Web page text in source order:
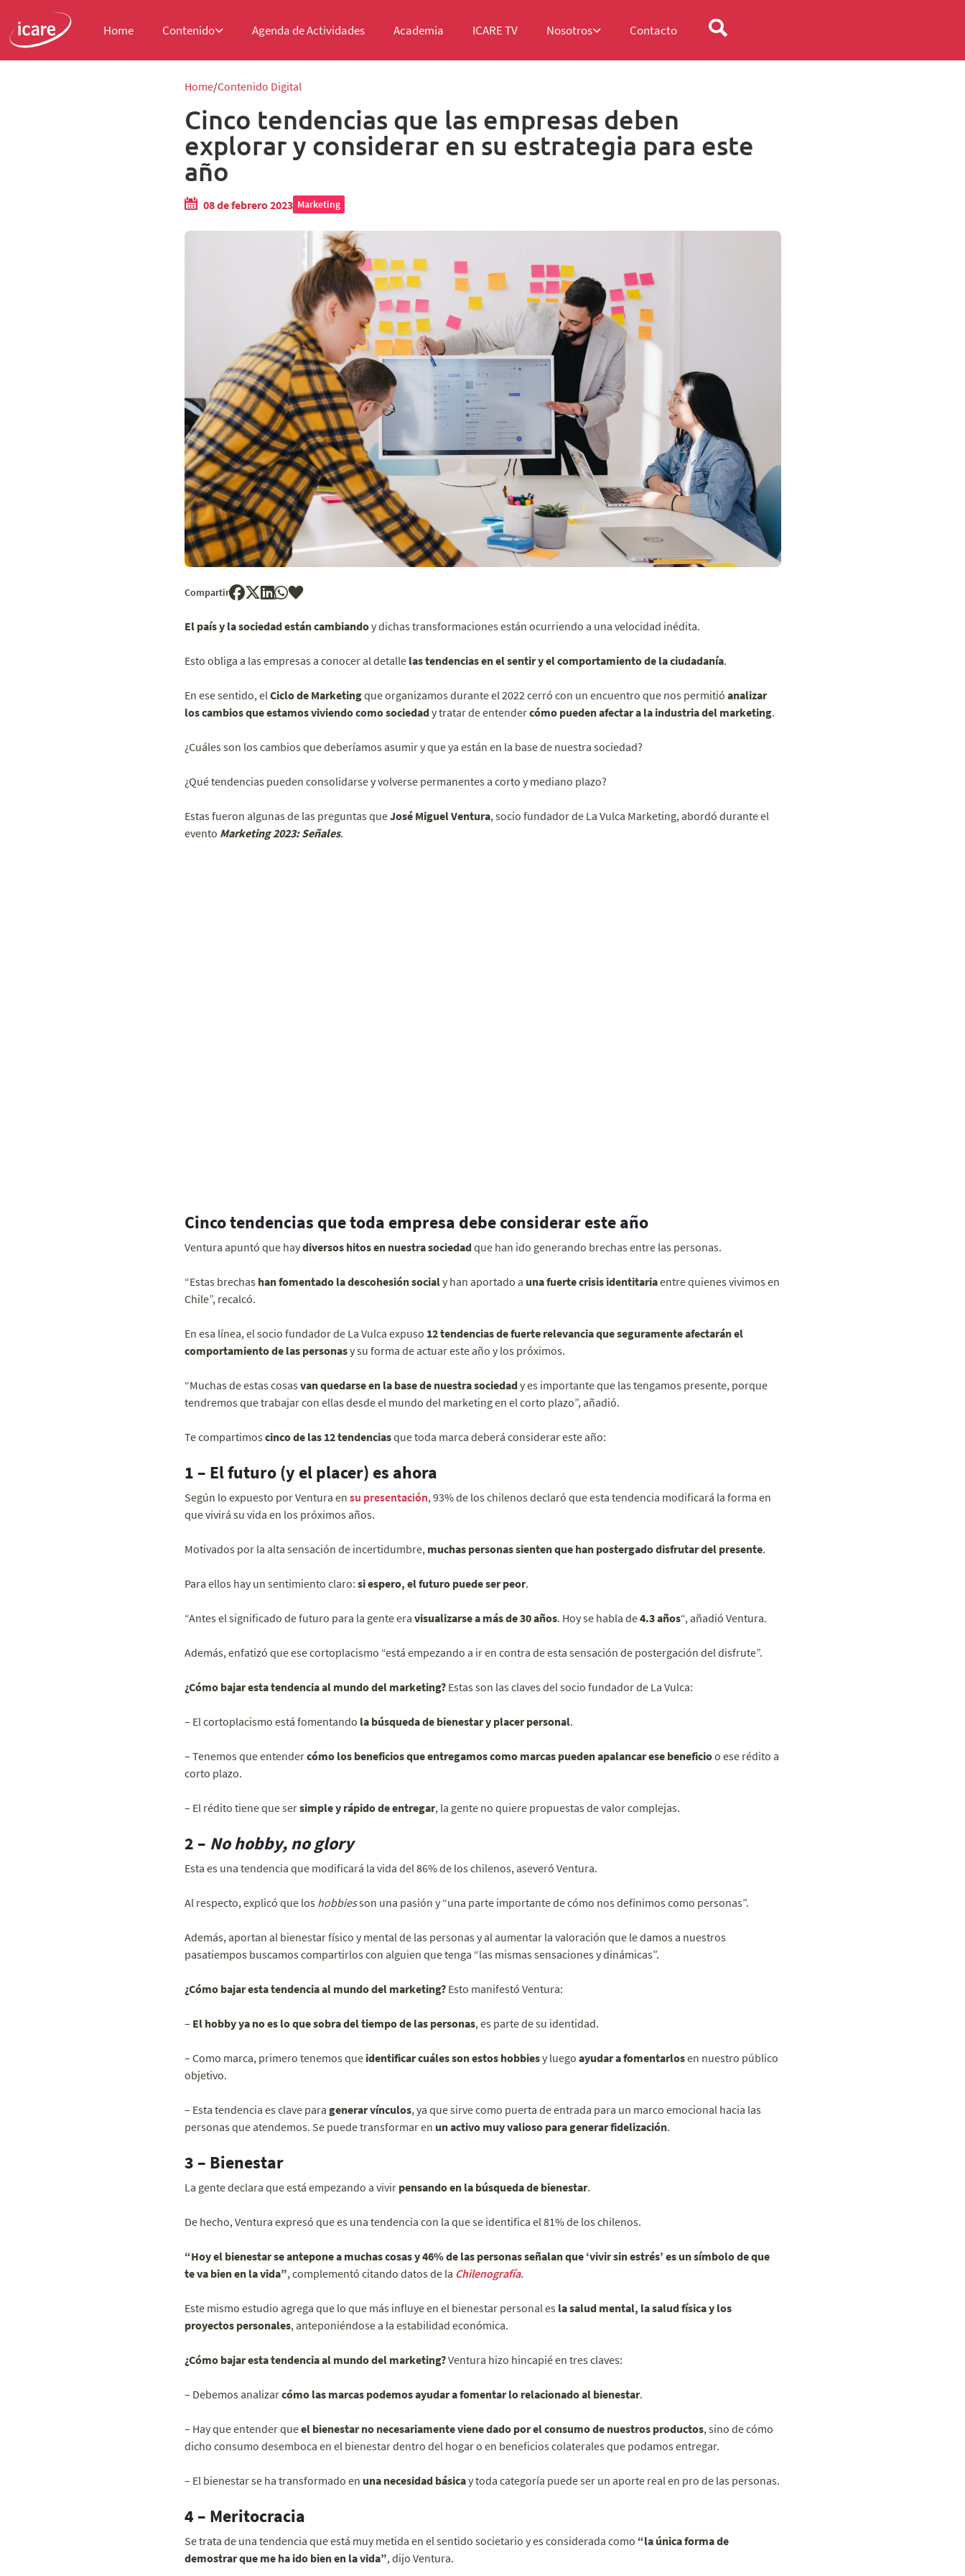
Home Contenido Agenda de Actividades Academia ICARE TV Nosotros Contacto
Home Contenido Digital
Cinco tendencias que las empresas deben
explorar y considerar en su estrategia para este
año
08 de febrero 2023 Marketing
Compartir
El país y la sociedad están cambiandoy dichas transformaciones están ocurriendo a una velocidad inédita.
Esto obliga a las empresas a conocer al detalle las tendencias en el sentir y el comportamiento de la ciudadanía.
En ese sentido, elCiclo de Marketingque organizamos durante el 2022 cerró con un encuentro que nos permitió analizar
los cambios que estamos viviendo como sociedady tratar de entendercómo pueden afectar a la industria del marketing.
¿Cuáles son los cambios que deberíamos asumir y que ya están en la base de nuestra sociedad?
¿Qué tendencias pueden consolidarse y volverse permanentes a corto y mediano plazo?
Estas fueron algunas de las preguntas queJosé Miguel Ventura, socio fundador de La Vulca Marketing, abordó durante el
evento Marketing 2023: Señales.
Cinco tendencias que toda empresa debe considerar este año
Ventura apuntó que haydiversos hitos en nuestra sociedadque han ido generando brechas entre las personas.
“Estas brechas han fomentado la descohesión socialy han aportado a una fuerte crisis identitariaentre quienes vivimos en
Chile”, recalcó.
En esa línea, el socio fundador de La Vulca expuso 12 tendencias de fuerte relevancia que seguramente afectarán el
comportamiento de las personasy su forma de actuar este año y los próximos.
“Muchas de estas cosasvan quedarse en la base de nuestra sociedady es importante que las tengamos presente, porque
tendremos que trabajar con ellas desde el mundo del marketing en el corto plazo”, añadió.
Te compartimoscinco de las 12 tendenciasque toda marca deberá considerar este año:
1 – El futuro (y el placer) es ahora
Según lo expuesto por Ventura en su presentación, 93% de los chilenos declaró que esta tendencia modificará la forma en
que vivirá su vida en los próximos años.
Motivados por la alta sensación de incertidumbre, muchas personas sienten que han postergado disfrutar del presente.
Para ellos hay un sentimiento claro: si espero, el futuro puede ser peor.
“Antes el significado de futuro para la gente era visualizarse a más de 30 años. Hoy se habla de4.3 años“, añadió Ventura.
Además, enfatizó que ese cortoplacismo “está empezando a ir en contra de esta sensación de postergación del disfrute”.
¿Cómo bajar esta tendencia al mundo del marketing? Estas son las claves del socio fundador de La Vulca:
– El cortoplacismo está fomentando la búsqueda de bienestar y placer personal.
– Tenemos que entendercómo los beneficios que entregamos como marcas pueden apalancar ese beneficioo ese rédito a
corto plazo.
– El rédito tiene que sersimple y rápido de entregar, la gente no quiere propuestas de valor complejas.
2 – No hobby, no glory
Esta es una tendencia que modificará la vida del 86% de los chilenos, aseveró Ventura.
Al respecto, explicó que los hobbiesson una pasión y “una parte importante de cómo nos definimos como personas”.
Además, aportan al bienestar físico y mental de las personas y al aumentar la valoración que le damos a nuestros
pasatiempos buscamos compartirlos con alguien que tenga “las mismas sensaciones y dinámicas”.
¿Cómo bajar esta tendencia al mundo del marketing? Esto manifestó Ventura:
– El hobby ya no es lo que sobra del tiempo de las personas, es parte de su identidad.
– Como marca, primero tenemos que identificar cuáles son estos hobbiesy luego ayudar a fomentarlosen nuestro público
objetivo.
– Esta tendencia es clave para generar vínculos, ya que sirve como puerta de entrada para un marco emocional hacia las
personas que atendemos. Se puede transformar en un activo muy valioso para generar fidelización.
3 – Bienestar
La gente declara que está empezando a vivir pensando en la búsqueda de bienestar.
De hecho, Ventura expresó que es una tendencia con la que se identifica el 81% de los chilenos.
“Hoy el bienestar se antepone a muchas cosas y 46% de las personas señalan que ‘vivir sin estrés’ es un símbolo de que
te va bien en la vida”, complementó citando datos de la Chilenografía.
Este mismo estudio agrega que lo que más influye en el bienestar personal es la salud mental, la salud física y los
proyectos personales, anteponiéndose a la estabilidad económica.
¿Cómo bajar esta tendencia al mundo del marketing?Ventura hizo hincapié en tres claves:
– Debemos analizarcómo las marcas podemos ayudar a fomentar lo relacionado al bienestar.
– Hay que entender queel bienestar no necesariamente viene dado por el consumo de nuestros productos, sino de cómo
dicho consumo desemboca en el bienestar dentro del hogar o en beneficios colaterales que podamos entregar.
– El bienestar se ha transformado en una necesidad básicay toda categoría puede ser un aporte real en pro de las personas.
4 – Meritocracia
Se trata de una tendencia que está muy metida en el sentido societario y es considerada como “la única forma de
demostrar que me ha ido bien en la vida”, dijo Ventura.